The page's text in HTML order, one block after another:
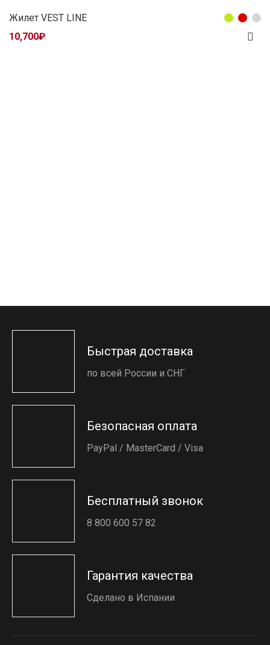
Жилет VEST LINE
10,700₽
Быстрая доставка
по всей России и СНГ
Безопасная оплата
PayPal / MasterCard / Visa
Бесплатный звонок
8 800 600 57 82
Гарантия качества
Сделано в Испании